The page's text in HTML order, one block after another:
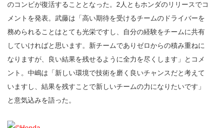
のコンビが復活することとなった。2人ともホンダのリリースでコ
メントを発表。武藤は「高い期待を受けるチームのドライバーを
務められることはとても光栄ですし、自分の経験をチームに共有
していければと思います。新チームでありゼロからの積み重ねに
なりますが、良い結果を残せるように全力を尽くします」とコメ
ント。中嶋は「新しい環境で技術を磨く良いチャンスだと考えて
いますし、結果を残すことで新しいチームの力になりたいです」
と意気込みを語った。